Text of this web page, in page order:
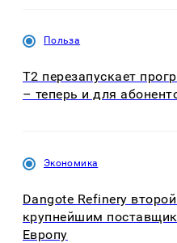
Польза
Т2 перезапускает
– теперь и для
Экономика
Dangote Refinery
крупнейшим
Европу